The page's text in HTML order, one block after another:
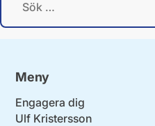
e
k
Meny
Engagera dig
Ulf Kristersson